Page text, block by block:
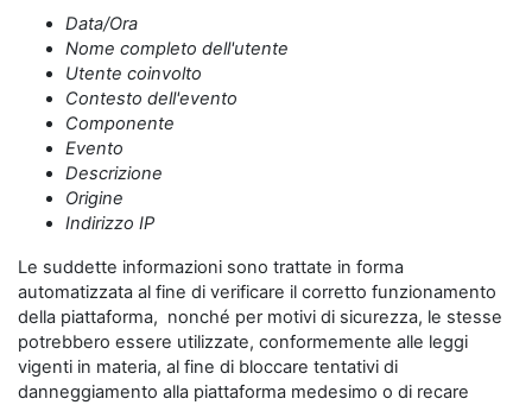
Data/Ora
Nome completo dell'utente
Utente coinvolto
Contesto dell'evento
Componente
Evento
Descrizione
Origine
Indirizzo IP
Le suddette informazioni sono trattate in forma
automatizzata al fine di verificare il corretto funzionamento
della piattaforma, nonché per motivi di sicurezza, le stesse
potrebbero essere utilizzate, conformemente alle leggi
vigenti in materia, al fine di bloccare tentativi di
danneggiamento alla piattaforma medesimo o di recare